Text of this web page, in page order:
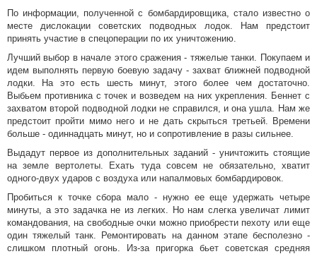
По информации, полученной с бомбардировщика, стало известно о
месте дислокации советских подводных лодок. Нам предстоит
принять участие в спецоперации по их уничтожению.
Лучший выбор в начале этого сражения - тяжелые танки. Покупаем и
идем выполнять первую боевую задачу - захват ближней подводной
лодки. На это есть шесть минут, этого более чем достаточно.
Выбьем противника с точек и возведем на них укрепления. Беннет с
захватом второй подводной лодки не справился, и она ушла. Нам же
предстоит пройти мимо него и не дать скрыться третьей. Времени
больше - одиннадцать минут, но и сопротивление в разы сильнее.
Выдадут первое из дополнительных заданий - уничтожить стоящие
на земле вертолеты. Ехать туда совсем не обязательно, хватит
одного-двух ударов с воздуха или напалмовых бомбардировок.
Пробиться к точке сбора мало - нужно ее еще удержать четыре
минуты, а это задачка не из легких. Но нам слегка увеличат лимит
командования, на свободные очки можно приобрести пехоту или еще
один тяжелый танк. Ремонтировать на данном этапе бесполезно -
слишком плотный огонь. Из-за пригорка бьет советская средняя